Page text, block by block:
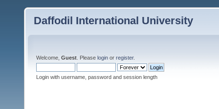
Daffodil International University
Welcome, Guest . Please login or register.
Login with username, password and session length